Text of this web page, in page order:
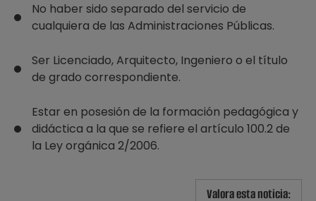
No haber sido separado del servicio de
cualquiera de las Administraciones Públicas.
Ser Licenciado, Arquitecto, Ingeniero o el título
de grado correspondiente.
Estar en posesión de la formación pedagógica y
didáctica a la que se refiere el artículo 100.2 de
la Ley orgánica 2/2006.
Valora esta noticia: